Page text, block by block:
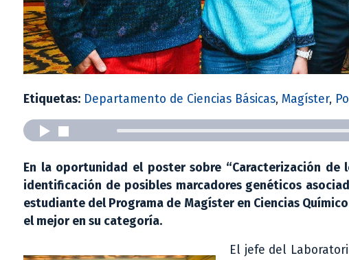
Etiquetas: Departamento de Ciencias Básicas, Magíster,
En la oportunidad el poster sobre “Caracterización de
identificación de posibles marcadores genéticos
estudiante del Programa de Magíster en Ciencias
el mejor en su categoría.
El jefe del